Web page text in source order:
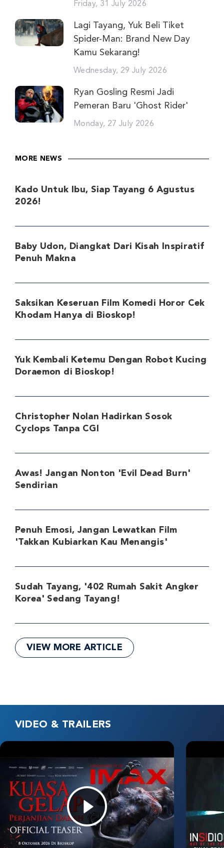
Friday, 31 July 2026
Lagi Tayang, Yuk Beli Tiket
Spider-Man: Brand New Day
Kamu Sekarang!
Wednesday, 29 July 2026
Ryan Gosling Resmi Jadi
Pemeran Baru 'Ghost Rider'
Monday, 27 July 2026
MORE NEWS
Kado Untuk Ibu, Siap Tayang 6 Agustus
2026!
Baby Udon, Diangkat Dari Kisah Inspiratif
Penuh Makna
Saksikan Keseruan Film Komedi Horor Cek
Khodam Hanya di Bioskop!
Yuk Kembali Ketemu Dengan Robot Kucing
Doraemon di Bioskop!
Christopher Nolan Hadirkan Sosok
Cyclops Tanpa CGI
Awas! Jangan Nonton 'Evil Dead Burn'
Sendirian
Penuh Emosi, Jangan Lewatkan Film
'Takkan Kubiarkan Kau Menangis'
Sudah Tayang, '402 Rumah Sakit Angker
Korea' Sedang Tayang!
VIEW MORE ARTICLE
VIDEO & TRAILERS